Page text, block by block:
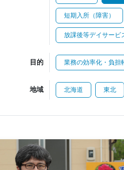
短期入所（障害）
放課後等デイサービ
目的 業務の効率化・負担
地域 北海道 東北